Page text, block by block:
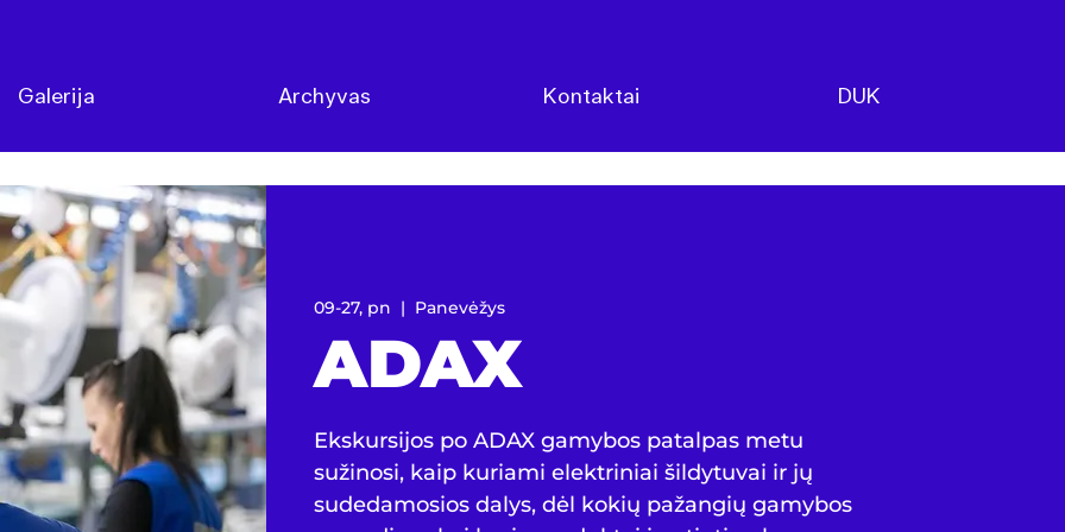
Galerija Archyvas Kontaktai DUK
09-27, pn
  |
Panevėžys
ADAX
Ekskursijos po ADAX gamybos patalpas metu
sužinosi, kaip kuriami elektriniai šildytuvai ir jų
sudedamosios dalys, dėl kokių pažangių gamybos